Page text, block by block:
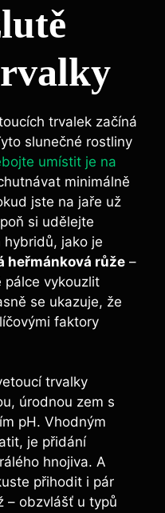
trvalek začíná
slunečné rostliny
umístit je na
minimálně
jste na jaře už
si udělejte
hybridů, jako je
heřmánková růže –
pálce vykouzlit
se ukazuje, že
faktory
trvalky
úrodnou zem s
pH. Vhodným
je přidání
hnojiva. A
přihodit i pár
– obzvlášť u typů